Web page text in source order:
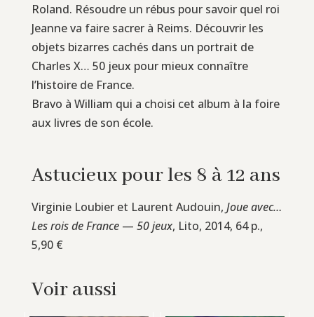
Roland. Résoudre un rébus pour savoir quel roi
Jeanne va faire sacrer à Reims. Découvrir les
objets bizarres cachés dans un portrait de
Charles X… 50 jeux pour mieux connaître
l’histoire de France.
Bravo à William qui a choisi cet album à la foire
aux livres de son école.
Astucieux pour les 8 à 12 ans
Virginie Loubier et Laurent Audouin, Joue avec…
Les rois de France— 50 jeux, Lito, 2014, 64 p.,
5,90 €
Voir aussi